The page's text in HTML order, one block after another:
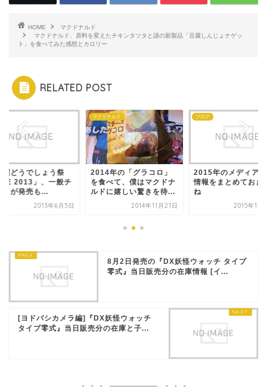
HOME
マクドナルド
マクドナルド、原料を変えたチキンタツタと謎の新製品「豆腐しんじょナゲッ
ト」を食べてみた感想とカロリー
RELATED POST
曜どうでしょう祭
2013」、一般チ
トが発売も...
2013年6月5日
マクドナルド
2014年の「グラコロ」
を食べて、僕はマクドナ
ルドに嬉しい驚きを待...
2014年11月21日
ブログ
2015年のメディア
情報をまとめておき
ね
2015年12
8月2日発売の『DX妖怪ウォッチ タイプ
零式』当日販売分の在庫情報 [イ...
[ヨドバシカメラ編]『DX妖怪ウォッチ
タイプ零式』当日販売分の在庫と子...